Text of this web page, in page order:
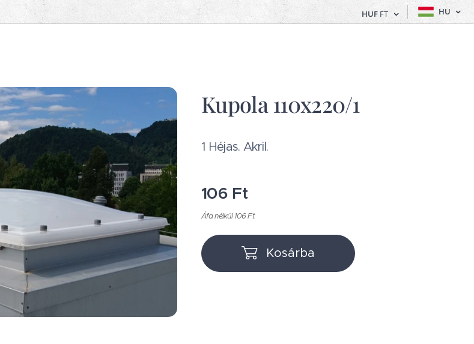
HUFFT HU
Kupola 110x220/1
1 Héjas. Akril.
106 Ft
Áfa nélkül 106 Ft
Kosárba